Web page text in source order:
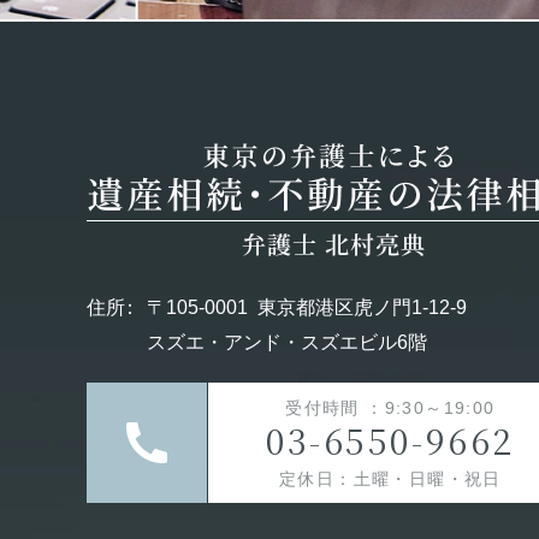
住所： 〒105-0001 東京都港区虎ノ門1-12-9
スズエ・アンド・スズエビル6階
受付時間 ：9:30～19:00
03-6550-9662
定休日：土曜・日曜・祝日